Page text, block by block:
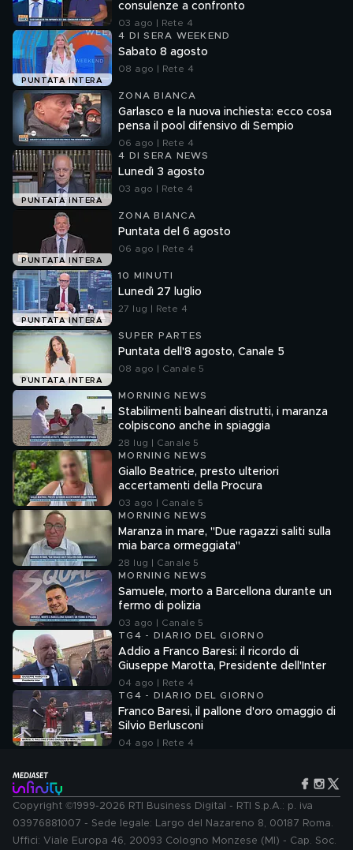
consulenze a confronto
03 ago | Rete 4
PUNTATA INTERA
4 DI SERA WEEKEND
Sabato 8 agosto
08 ago | Rete 4
ZONA BIANCA
Garlasco e la nuova inchiesta: ecco cosa
pensa il pool difensivo di Sempio
06 ago | Rete 4
PUNTATA INTERA
4 DI SERA NEWS
Lunedì 3 agosto
03 ago | Rete 4
PUNTATA INTERA
ZONA BIANCA
Puntata del 6 agosto
06 ago | Rete 4
PUNTATA INTERA
10 MINUTI
Lunedì 27 luglio
27 lug | Rete 4
PUNTATA INTERA
SUPER PARTES
Puntata dell'8 agosto, Canale 5
08 ago | Canale 5
MORNING NEWS
Stabilimenti balneari distrutti, i maranza
colpiscono anche in spiaggia
28 lug | Canale 5
MORNING NEWS
Giallo Beatrice, presto ulteriori
accertamenti della Procura
03 ago | Canale 5
MORNING NEWS
Maranza in mare, "Due ragazzi saliti sulla
mia barca ormeggiata"
28 lug | Canale 5
MORNING NEWS
Samuele, morto a Barcellona durante un
fermo di polizia
03 ago | Canale 5
TG4 - DIARIO DEL GIORNO
Addio a Franco Baresi: il ricordo di
Giuseppe Marotta, Presidente dell'Inter
04 ago | Rete 4
TG4 - DIARIO DEL GIORNO
Franco Baresi, il pallone d'oro omaggio di
Silvio Berlusconi
04 ago | Rete 4
Copyright ©1999-2026 RTI Business Digital - RTI S.p.A.: p. iva
03976881007 - Sede legale: Largo del Nazareno 8, 00187 Roma.
Uffici: Viale Europa 46, 20093 Cologno Monzese (MI) - Cap. Soc.